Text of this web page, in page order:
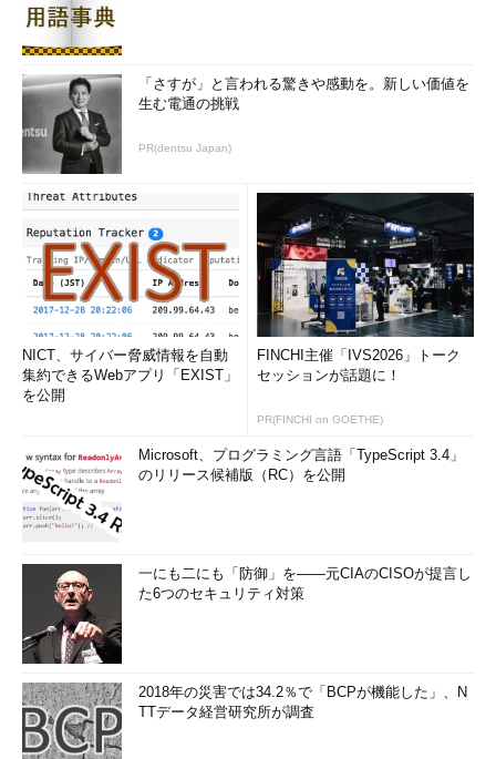
リファラ（Referer）
Webブラウザが送るHTTPヘッダ内のリ
ファラには、Webブラウザがリンクをク
URLの情報が含まれている。つまり、次
に表示するWebサーバに、それまで見て
いたサイトのURLが知らぬうちに送られ
ており、そこにはuseridが含まれている
プロキシやファイアウォール
Webブラウザと先方のサーバの経路上に
あるプロキシサーバやファイアウォール
などのログにクエリストリングが残って
このようにクエリストリングは極めて外部に露出しやすいもの
であり、クエリストリングにおける機密情報の受け渡しは慎重に
ならなければならない。外部への情報露出が、パラメータタンパ
リング発生の契機となる。
アプリケーションの仕組み自体を変えることが可能であれば、
POSTメソッドを使用することや、情報をCookieに埋め込むこと
により、クエリストリングによる情報露出を防ぐ方法がある。し
かしながら、利便性からクエリストリングは広く使用されてい
アプリケーションファイアウォール）のような外付けの製品で防
御を行う場合、以下の方法を取る。
「さすが」と言われる驚きや感動を。新しい価値を
生む電通の挑戦
PR(dentsu Japan)
NICT、サイバー脅威情報を自動
集約できるWebアプリ「EXIST」
を公開
FINCHI主催「IVS2026」トーク
セッションが話題に！
PR(FINCHI on GOETHE)
Microsoft、プログラミング言語「TypeScript 3.4」
のリリース候補版（RC）を公開
一にも二にも「防御」を――元CIAのCISOが提言し
た6つのセキュリティ対策
2018年の災害では34.2％で「BCPが機能した」、N
TTデータ経営研究所が調査